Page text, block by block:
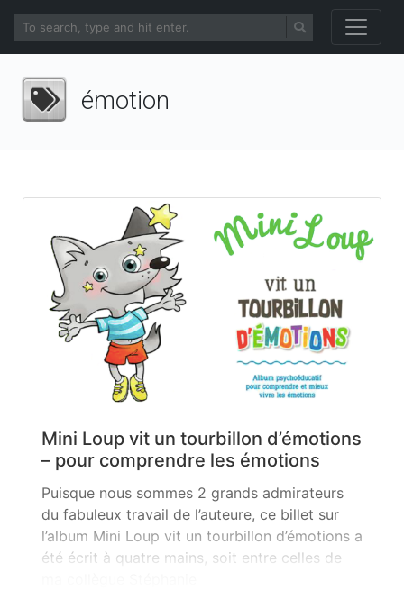
émotion
Mini Loup vit un tourbillon d’émotions
– pour comprendre les émotions
Puisque nous sommes 2 grands admirateurs
du fabuleux travail de l’auteure, ce billet sur
l’album Mini Loup vit un tourbillon d’émotions a
été écrit à quatre mains, soit entre celles de